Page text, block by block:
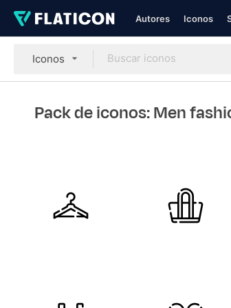
Autores Iconos
Iconos
Pack de iconos: Men